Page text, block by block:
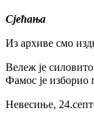
Сјећања
Из архиве смо
Вележ је
Фамос је изборио
Невесиње,